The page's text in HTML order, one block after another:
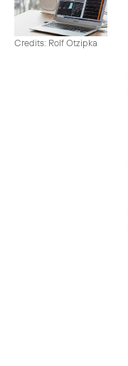
Credits: Rolf Otzipka